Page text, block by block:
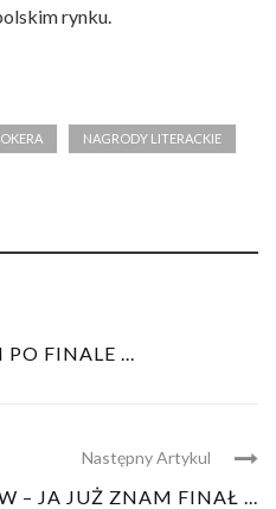
rynku.
NAGRODY LITERACKIE
FINALE ...
Następny Artykul
– JA JUŻ ZNAM FINAŁ ...